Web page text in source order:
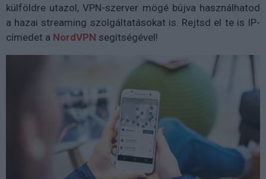
külföldre utazol, VPN-szerver mögé bújva használhatod
a hazai streaming szolgáltatásokat is. Rejtsd el te is IP-
címedet a NordVPN segítségével!